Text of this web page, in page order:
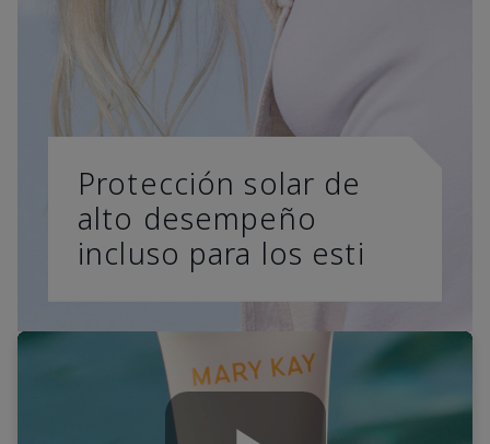
Protección solar de
alto desempeño
incluso para los esti